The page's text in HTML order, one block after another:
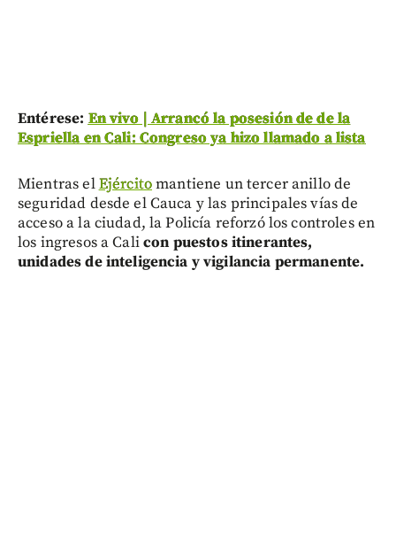
Entérese: En vivo | Arrancó la posesión de de la
Espriella en Cali: Congreso ya hizo llamado a lista
Mientras elEjércitomantiene un tercer anillo de
seguridad desde el Cauca y las principales vías de
acceso a la ciudad, la Policía reforzó los controles en
los ingresos a Calicon puestos itinerantes,
unidades de inteligencia y vigilancia permanente.